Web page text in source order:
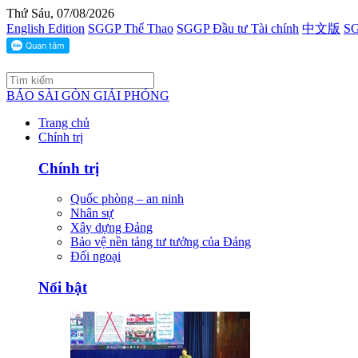
Thứ Sáu, 07/08/2026
English Edition SGGP Thể Thao SGGP Đầu tư Tài chính 中文版
BÁO SÀI GÒN GIẢI PHÓNG
Trang chủ
Chính trị
Chính trị
Quốc phòng – an ninh
Nhân sự
Xây dựng Đảng
Bảo vệ nền tảng tư tưởng của Đảng
Đối ngoại
Nổi bật